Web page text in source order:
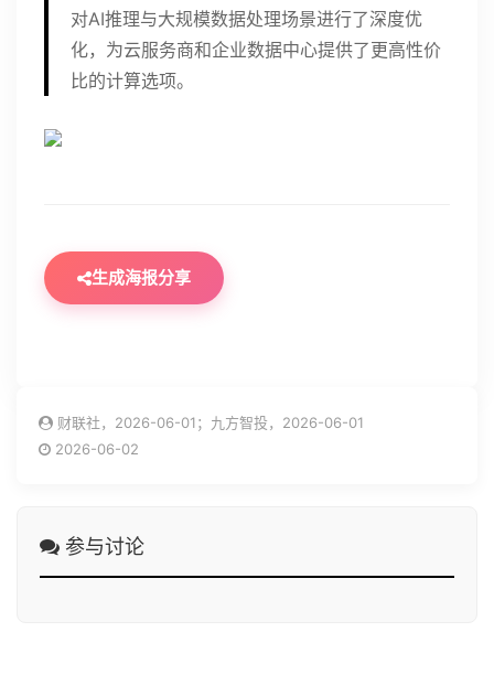
对AI推理与大规模数据处理场景进行了深度优
化，为云服务商和企业数据中心提供了更高性价
比的计算选项。
生成海报分享
财联社，2026-06-01；九方智投，2026-06-01
2026-06-02
参与讨论